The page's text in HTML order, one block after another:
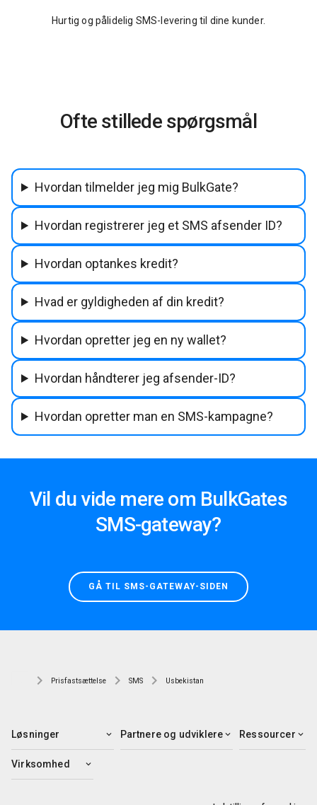
Hurtig og pålidelig SMS-levering til dine kunder.
Ofte stillede spørgsmål
Hvordan tilmelder jeg mig BulkGate?
Hvordan registrerer jeg et SMS afsender ID?
Hvordan optankes kredit?
Hvad er gyldigheden af din kredit?
Hvordan opretter jeg en ny wallet?
Hvordan håndterer jeg afsender-ID?
Hvordan opretter man en SMS-kampagne?
Vil du vide mere om BulkGates
SMS-gateway?
GÅ TIL SMS-GATEWAY-SIDEN
Prisfastsættelse SMS Usbekistan
Løsninger Partnere og udviklere Ressourcer
Virksomhed